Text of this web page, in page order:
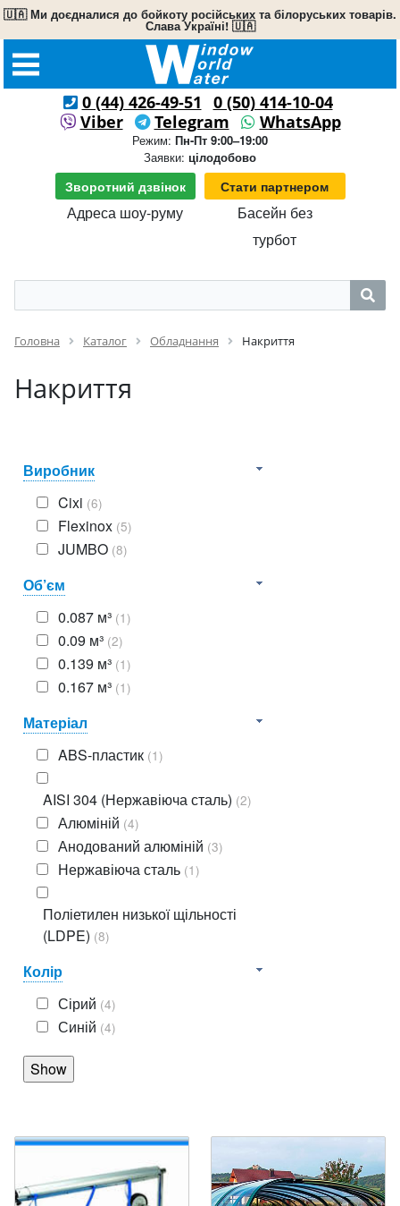
🇺🇦 Ми доєдналися до бойкоту російських та білоруських товарів.
Слава Україні! 🇺🇦
0 (44) 426-49-51
0 (50) 414-10-04
Viber
Telegram WhatsApp
Режим: Пн-Пт 9:00–19:00
Заявки: цілодобово
Зворотний дзвінок Стати партнером
Адреса шоу-руму
Басейн без
турбот
Головна Каталог Обладнання Накриття
Накриття
Виробник
Cixi (6)
Flexinox (5)
JUMBO (8)
Об’єм
0.087 м³ (1)
0.09 м³ (2)
0.139 м³ (1)
0.167 м³ (1)
Матеріал
ABS-пластик (1)
AISI 304 (Нержавіюча сталь) (2)
Алюміній (4)
Анодований алюміній (3)
Нержавіюча сталь (1)
Поліетилен низької щільності
(LDPE) (8)
Колір
Сірий (4)
Синій (4)